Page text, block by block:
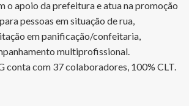
o apoio da prefeitura e atua na promoção
pessoas em situação de rua,
em panificação/confeitaria,
multiprofissional.
conta com 37 colaboradores, 100% CLT.